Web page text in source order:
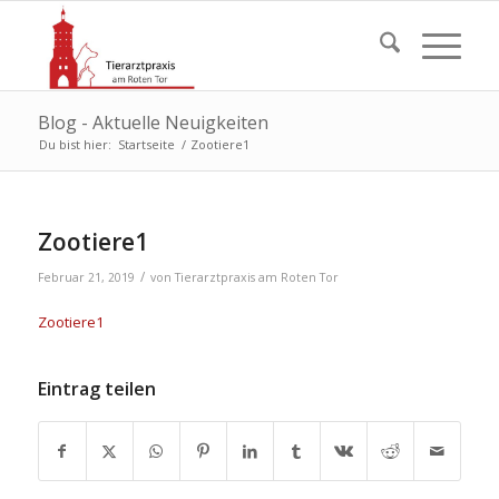
Blog - Aktuelle Neuigkeiten
Du bist hier: Startseite / Zootiere1
Zootiere1
Februar 21, 2019 / vonTierarztpraxis am Roten Tor
Zootiere1
Eintrag teilen